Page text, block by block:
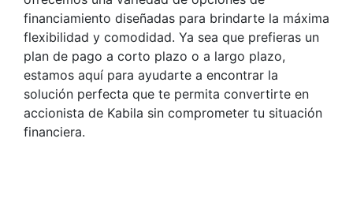
financiamiento diseñadas para brindarte la máxima
flexibilidad y comodidad. Ya sea que prefieras un
plan de pago a corto plazo o a largo plazo,
estamos aquí para ayudarte a encontrar la
solución perfecta que te permita convertirte en
accionista de Kabila sin comprometer tu situación
financiera.